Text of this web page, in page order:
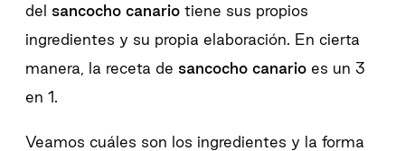
del sancocho canariotiene sus propios
ingredientes y su propia elaboración. En cierta
manera, la receta de sancocho canarioes un 3
en 1.
Veamos cuáles son los ingredientes y la forma